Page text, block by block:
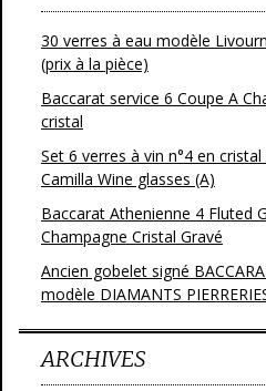
30 verres à eau modèle
(prix à la pièce)
Baccarat service 6 Coupe A
cristal
Set 6 verres à vin n°4 en
Camilla Wine glasses (A)
Baccarat Athenienne 4 Fluted
Champagne Cristal Gravé
Ancien gobelet signé
modèle DIAMANTS
ARCHIVES